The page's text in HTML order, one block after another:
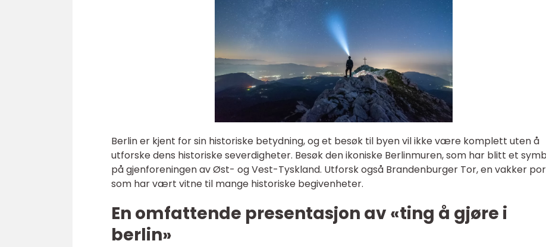
Berlin er kjent for sin historiske betydning, og et besøk til byen vil ikke være komplett uten å
utforske dens historiske severdigheter. Besøk den ikoniske Berlinmuren, som har blitt et
på gjenforeningen av Øst- og Vest-Tyskland. Utforsk også Brandenburger Tor, en vakker
som har vært vitne til mange historiske begivenheter.
En omfattende presentasjon av «ting å gjøre i
berlin»